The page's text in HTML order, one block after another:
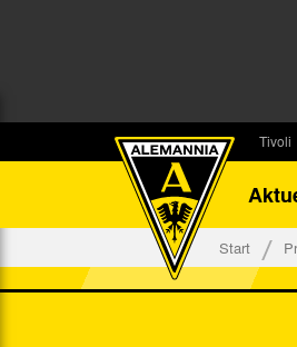
Tivoli
Start